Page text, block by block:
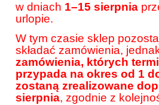
w dniach 1–15 sierpnia
urlopie.
W tym czasie sklep
składać zamówienia,
zamówienia, których
przypada na okres od 1
zostaną zrealizowane
sierpnia, zgodnie z